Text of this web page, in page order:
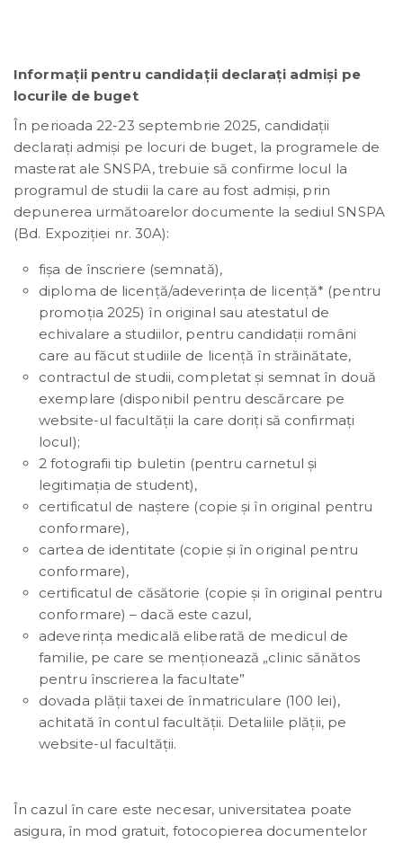
Informații pentru candidații declarați admiși pe
locurile de buget
În perioada 22-23 septembrie 2025, candidații
declarați admiși pe locuri de buget, la programele de
masterat ale SNSPA, trebuie să confirme locul la
programul de studii la care au fost admiși, prin
depunerea următoarelor documente la sediul SNSPA
(Bd. Expoziției nr. 30A):
fișa de înscriere (semnată),
diploma de licență/adeverința de licență* (pentru
promoția 2025) în original sau atestatul de
echivalare a studiilor, pentru candidații români
care au făcut studiile de licență în străinătate,
contractul de studii, completat și semnat în două
exemplare (disponibil pentru descărcare pe
website-ul facultății la care doriți să confirmați
locul);
2 fotografii tip buletin (pentru carnetul și
legitimația de student),
certificatul de naștere (copie și în original pentru
conformare),
cartea de identitate (copie și în original pentru
conformare),
certificatul de căsătorie (copie și în original pentru
conformare) – dacă este cazul,
adeverința medicală eliberată de medicul de
familie, pe care se menţionează „clinic sănătos
pentru înscrierea la facultate”
dovada plății taxei de înmatriculare (100 lei),
achitată în contul facultății. Detaliile plății, pe
website-ul facultății.
În cazul în care este necesar, universitatea poate
asigura, în mod gratuit, fotocopierea documentelor